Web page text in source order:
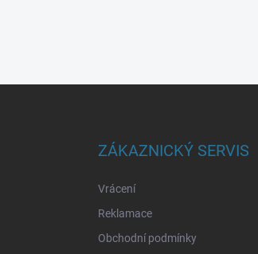
ZÁKAZNICKÝ SERVIS
Vrácení
Reklamace
Obchodní podmínky